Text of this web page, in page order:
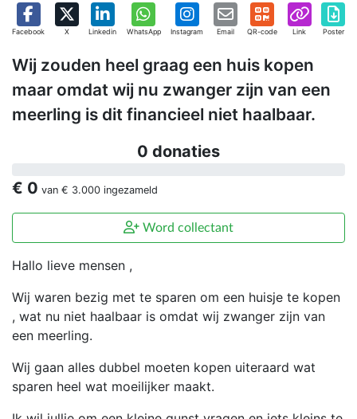
Facebook X Linkedin WhatsApp Instagram Email QR-code Link Poster
Wij zouden heel graag een huis kopen
maar omdat wij nu zwanger zijn van een
meerling is dit financieel niet haalbaar.
0 donaties
€ 0 van € 3.000 ingezameld
Word collectant
Hallo lieve mensen ,
Wij waren bezig met te sparen om een huisje te kopen
, wat nu niet haalbaar is omdat wij zwanger zijn van
een meerling.
Wij gaan alles dubbel moeten kopen uiteraard wat
sparen heel wat moeilijker maakt.